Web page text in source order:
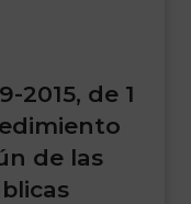
2015, de 1
de las